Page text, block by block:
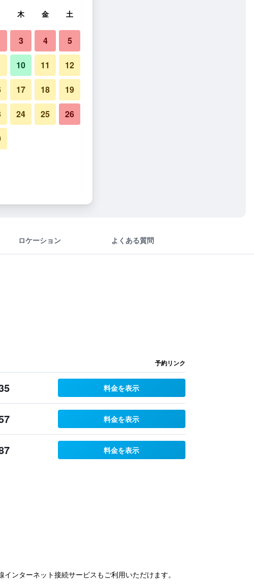
ロケーション よくある質問
予約リンク
料金を表示
料金を表示
料金を表示
ンターネット接続サービスもご利用いただけます。
木 金 土
3 4 5
10 11 12
17 18 19
24 25 26